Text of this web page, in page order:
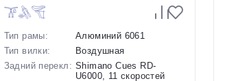
Тип рамы:
Алюминий 6061
Тип вилки:
Воздушная
Задний перекл: Shimano Cues RD-
U6000, 11 скоростей